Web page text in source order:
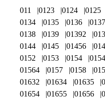
011 0123 0124 0125
0134
0135 0136 0137
0138
0139 01392
0144
0145 01456
0152
0153 0154
01564
0157 0158
01632
01634 01635
01654
01655 01656